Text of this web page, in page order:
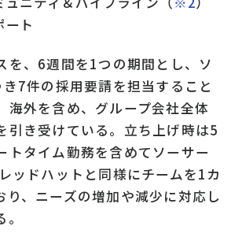
ート
を、6週間を1つの期間とし、ソ
7件の採用要請を担当すること
海外を含め、グループ会社全体
引き受けている。立ち上げ時は5
トタイム勤務を含めてソーサー
ッドハットと同様にチームを1カ
り、ニーズの増加や減少に対応し